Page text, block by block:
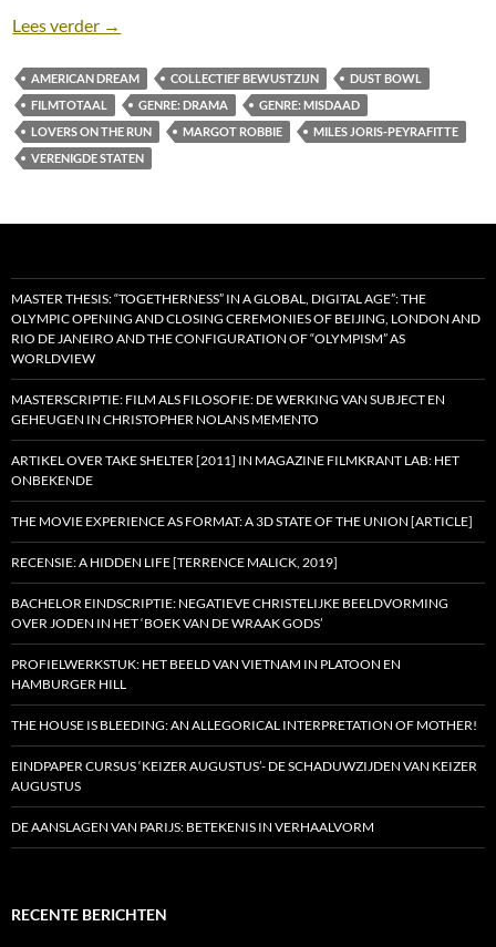
Lees verder Recensie: Dreamland [Miles Joris-Peyrafitte, 2019]
→
AMERICAN DREAM COLLECTIEF BEWUSTZIJN
DUST BOWL
FILMTOTAAL
GENRE: DRAMA
GENRE: MISDAAD
LOVERS ON THE RUN
MARGOT ROBBIE
MILES JORIS-PEYRAFITTE
VERENIGDE STATEN
MASTER THESIS: “TOGETHERNESS” IN A GLOBAL, DIGITAL AGE”: THE
OLYMPIC OPENING AND CLOSING CEREMONIES OF BEIJING, LONDON AND
RIO DE JANEIRO AND THE CONFIGURATION OF “OLYMPISM” AS
WORLDVIEW
MASTERSCRIPTIE: FILM ALS FILOSOFIE: DE WERKING VAN SUBJECT EN
GEHEUGEN IN CHRISTOPHER NOLANS MEMENTO
ARTIKEL OVER TAKE SHELTER [2011] IN MAGAZINE FILMKRANT LAB: HET
ONBEKENDE
THE MOVIE EXPERIENCE AS FORMAT: A 3D STATE OF THE UNION [ARTICLE]
RECENSIE: A HIDDEN LIFE [TERRENCE MALICK, 2019]
BACHELOR EINDSCRIPTIE: NEGATIEVE CHRISTELIJKE BEELDVORMING
OVER JODEN IN HET ‘BOEK VAN DE WRAAK GODS’
PROFIELWERKSTUK: HET BEELD VAN VIETNAM IN PLATOON EN
HAMBURGER HILL
THE HOUSE IS BLEEDING: AN ALLEGORICAL INTERPRETATION OF MOTHER!
EINDPAPER CURSUS ‘KEIZER AUGUSTUS’- DE SCHADUWZIJDEN VAN KEIZER
AUGUSTUS
DE AANSLAGEN VAN PARIJS: BETEKENIS IN VERHAALVORM
RECENTE BERICHTEN